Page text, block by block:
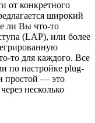
от конкретного
широкий
ли Вы что-то
(LAP), или более
то для каждого. Все
по настройке plug-
простой — это
несколько